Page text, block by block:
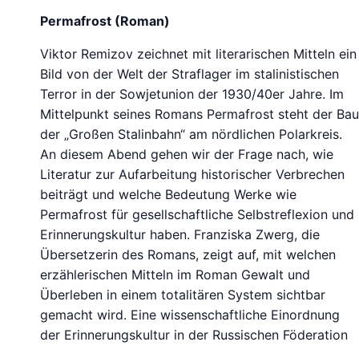
Permafrost (Roman)
Viktor Remizov zeichnet mit literarischen Mitteln ein
Bild von der Welt der Straflager im stalinistischen
Terror in der Sowjetunion der 1930/40er Jahre. Im
Mittelpunkt seines Romans Permafrost steht der Bau
der „Großen Stalinbahn“ am nördlichen Polarkreis.
An diesem Abend gehen wir der Frage nach, wie
Literatur zur Aufarbeitung historischer Verbrechen
beiträgt und welche Bedeutung Werke wie
Permafrost für gesellschaftliche Selbstreflexion und
Erinnerungskultur haben. Franziska Zwerg, die
Übersetzerin des Romans, zeigt auf, mit welchen
erzählerischen Mitteln im Roman Gewalt und
Überleben in einem totalitären System sichtbar
gemacht wird. Eine wissenschaftliche Einordnung
der Erinnerungskultur in der Russischen Föderation